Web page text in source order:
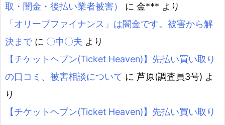
取・闇金・後払い業者被害）
に 金*** より
「オリーブファイナンス」は闇金です。被害から解
決までに 〇中〇夫 より
【チケットヘブン(Ticket Heaven)】先払い買い取り
の口コミ、被害相談について に 芦原(調査員3号) よ
り
【チケットヘブン(Ticket Heaven)】先払い買い取り